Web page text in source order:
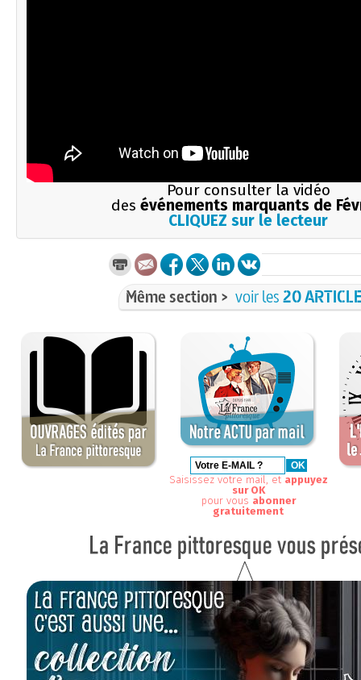
Pour consulter la vidéo
des événements marquants de
CLIQUEZ sur le lecteur
Même section > voir les20
Saisissez votre mail, et appuyez
sur OK
pour vous abonner
gratuitement